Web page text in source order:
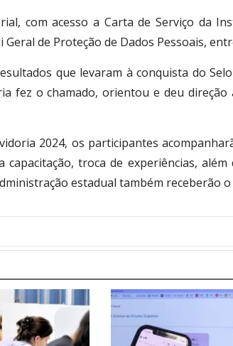
com acesso a Carta de Serviço da
de Proteção de Dados Pessoais,
que levaram à conquista do
fez o chamado, orientou e deu
2024, os participantes
troca de experiências,
estadual também receberão o